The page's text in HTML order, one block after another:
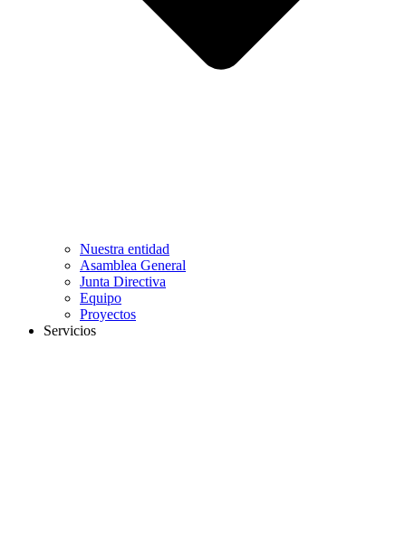
Nuestra entidad
Asamblea General
Junta Directiva
Equipo
Proyectos
Servicios